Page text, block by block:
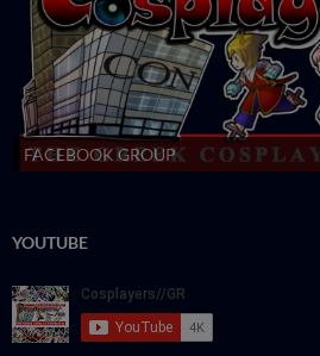
FACEBOOK GROUP
YOUTUBE